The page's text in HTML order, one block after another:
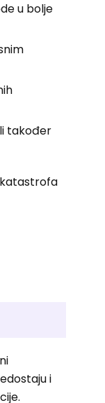
u bolje
također
katastrofa
i